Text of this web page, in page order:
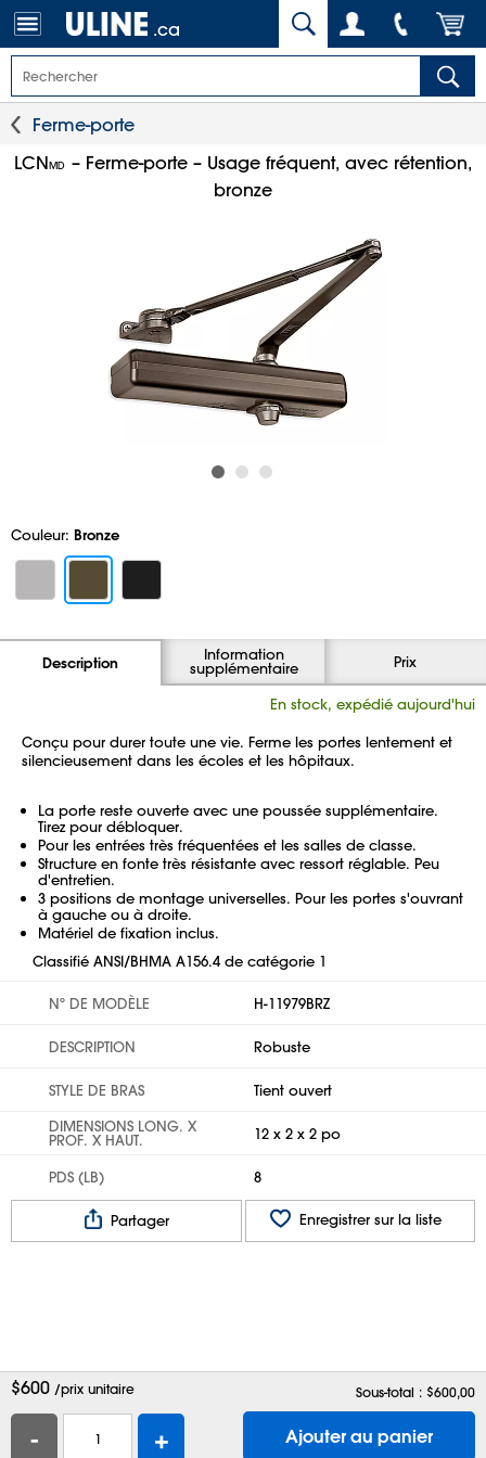
.ca
Ferme-porte
LCNMD – Ferme-porte – Usage fréquent, avec rétention,
bronze
Couleur: Bronze
Description Information
supplémentaire Prix
En stock, expédié aujourd'hui
Conçu pour durer toute une vie. Ferme les portes lentement et
silencieusement dans les écoles et les hôpitaux.
La porte reste ouverte avec une poussée supplémentaire.
Tirez pour débloquer.
Pour les entrées très fréquentées et les salles de classe.
Structure en fonte très résistante avec ressort réglable. Peu
d'entretien.
3 positions de montage universelles. Pour les portes s'ouvrant
à gauche ou à droite.
Matériel de fixation inclus.
Classifié ANSI/BHMA A156.4 de catégorie 1
Nº DE MODÈLE H-11979BRZ
DESCRIPTION Robuste
STYLE DE BRAS
Tient ouvert
DIMENSIONS LONG. X
PROF. X HAUT. 12 x 2 x 2 po
PDS (LB) 8
Partager Enregistrer sur la liste
$600 /prix unitaire Sous-total : $600,00
- + Ajouter au panier